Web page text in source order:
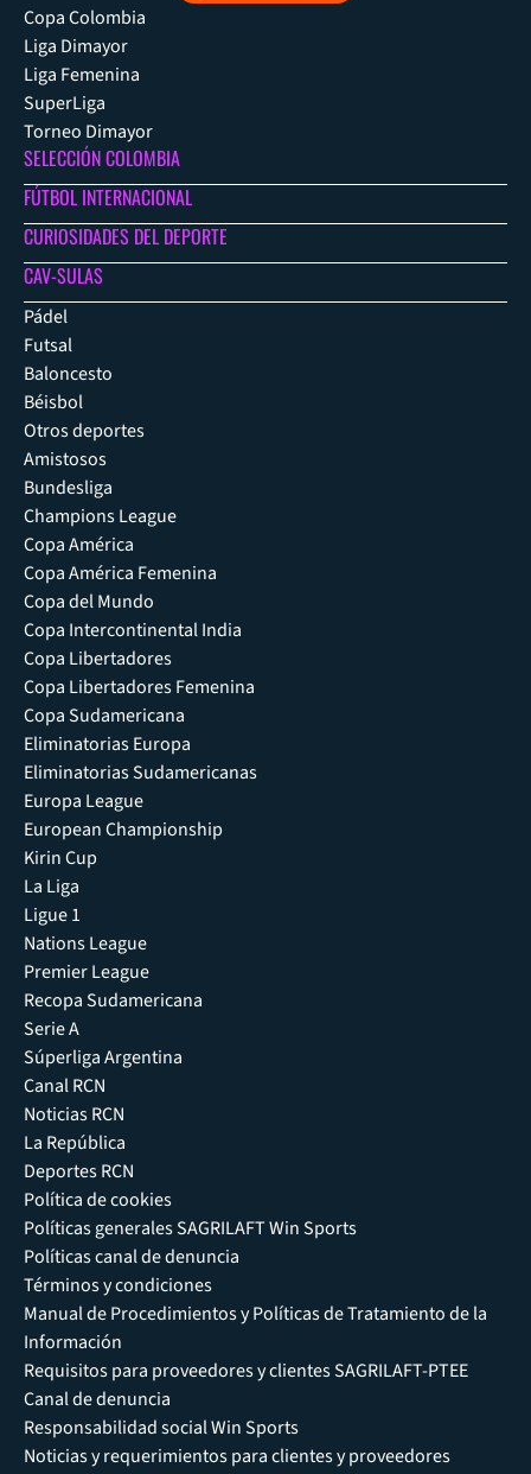
Copa Colombia
Liga Dimayor
Liga Femenina
SuperLiga
Torneo Dimayor
SELECCIÓN COLOMBIA
FÚTBOL INTERNACIONAL
CURIOSIDADES DEL DEPORTE
CAV-SULAS
Pádel
Futsal
Baloncesto
Béisbol
Otros deportes
Amistosos
Bundesliga
Champions League
Copa América
Copa América Femenina
Copa del Mundo
Copa Intercontinental India
Copa Libertadores
Copa Libertadores Femenina
Copa Sudamericana
Eliminatorias Europa
Eliminatorias Sudamericanas
Europa League
European Championship
Kirin Cup
La Liga
Ligue 1
Nations League
Premier League
Recopa Sudamericana
Serie A
Súperliga Argentina
Canal RCN
Noticias RCN
La República
Deportes RCN
Política de cookies
Políticas generales SAGRILAFT Win Sports
Políticas canal de denuncia
Términos y condiciones
Manual de Procedimientos y Políticas de Tratamiento de la
Información
Requisitos para proveedores y clientes SAGRILAFT-PTEE
Canal de denuncia
Responsabilidad social Win Sports
Noticias y requerimientos para clientes y proveedores